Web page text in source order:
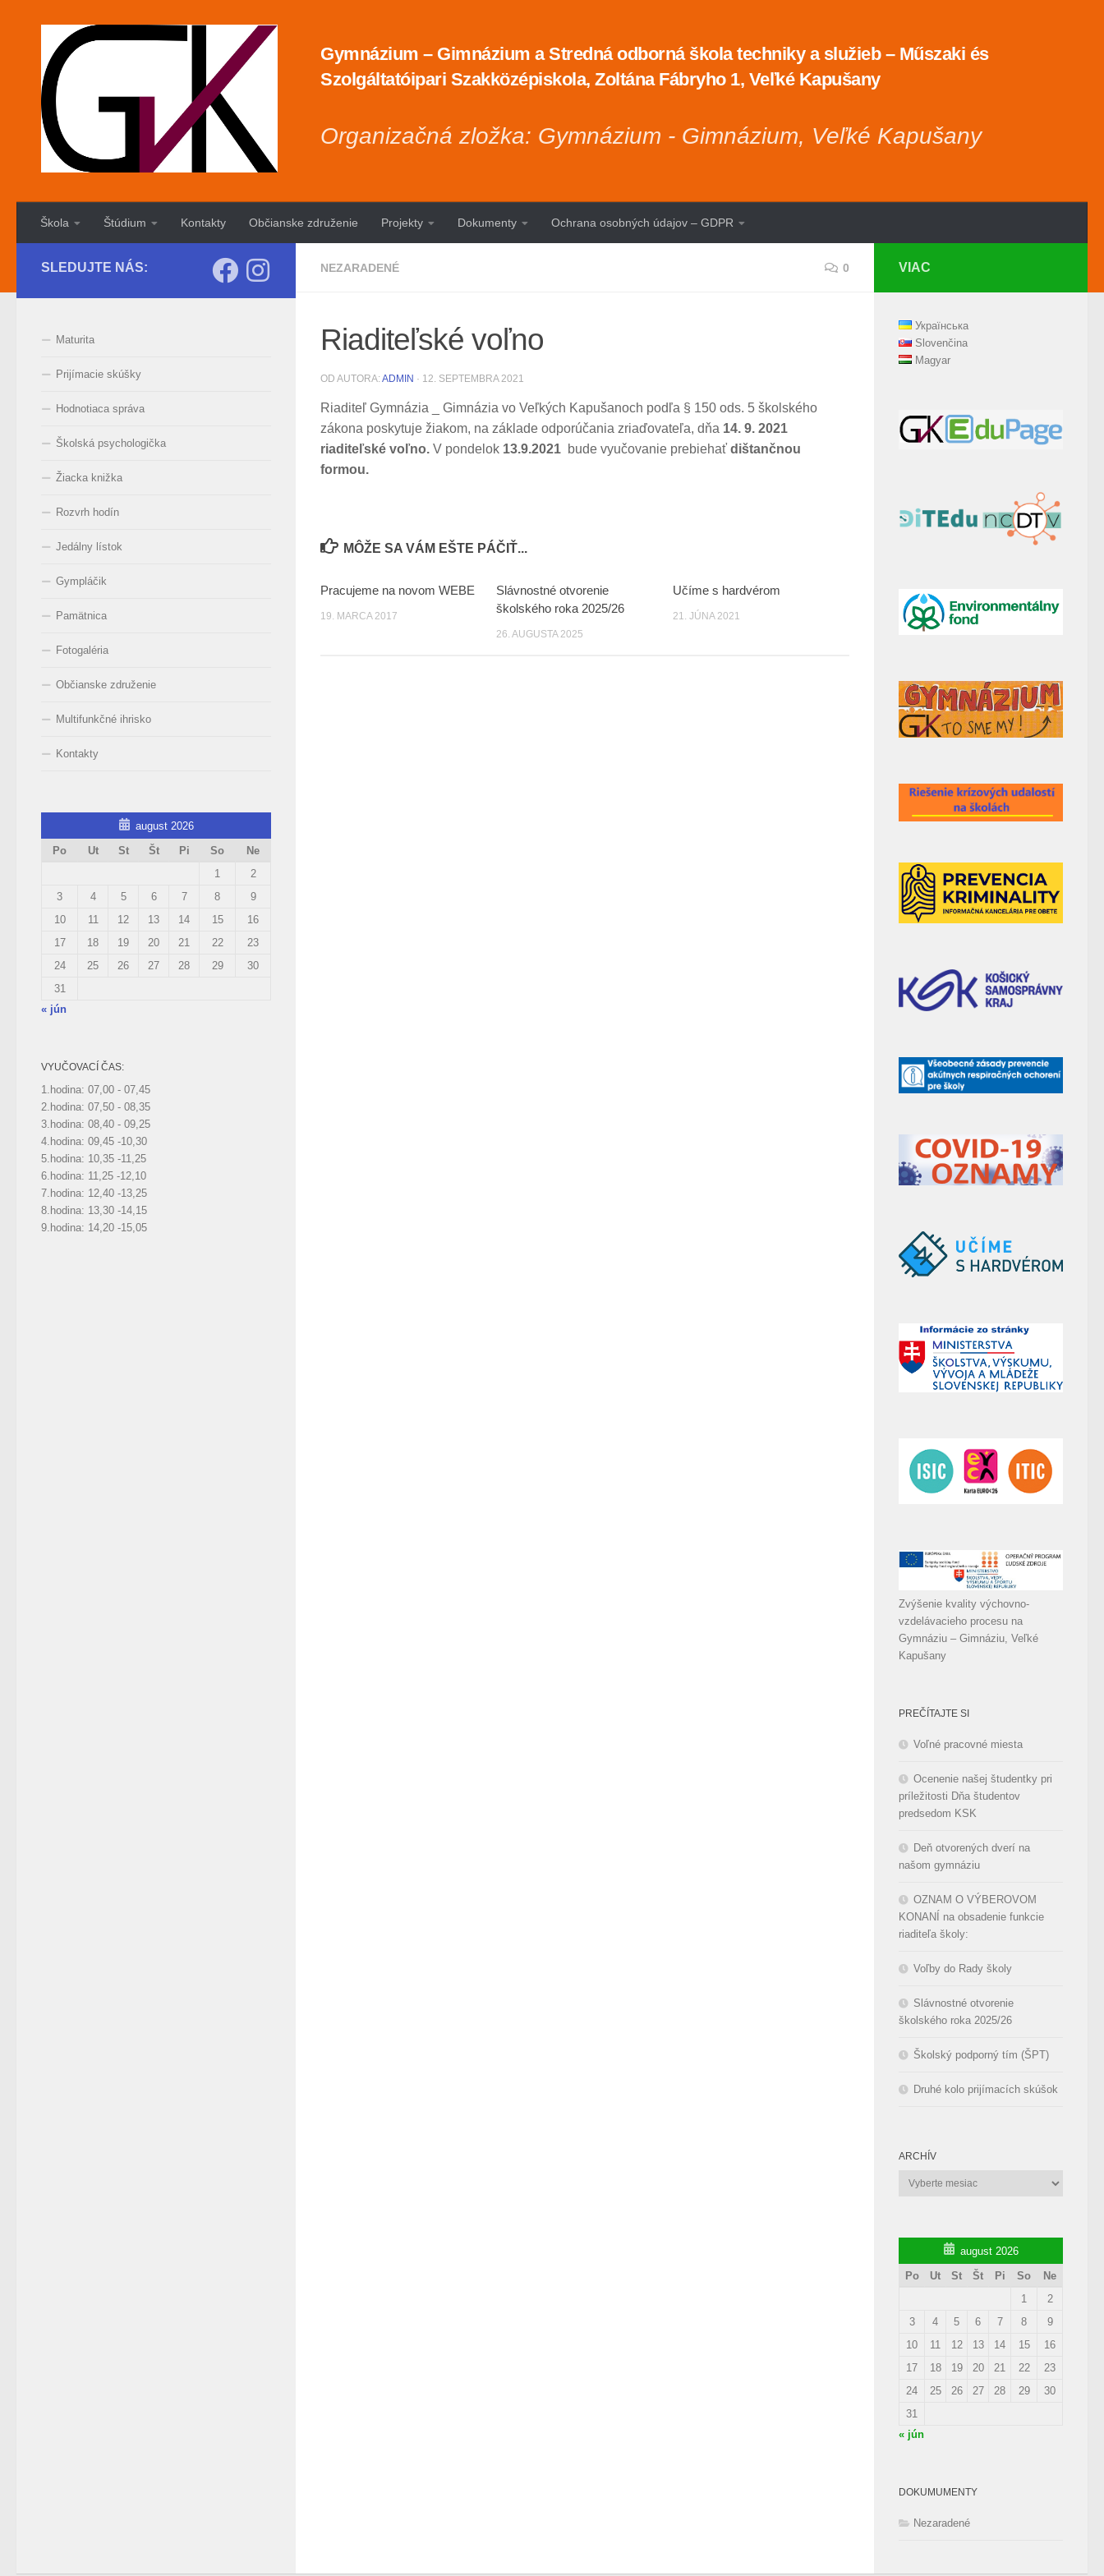
Preskočiť na obsah
Gymnázium – Gimnázium a Stredná odborná škola techniky a služieb – Műszaki és
Szolgáltatóipari Szakközépiskola, Zoltána Fábryho 1, Veľké Kapušany
Organizačná zložka: Gymnázium - Gimnázium, Veľké Kapušany
Škola Štúdium Kontakty Občianske združenie Projekty Dokumenty Ochrana osobných údajov – GDPR
NEZARADENÉ 0
Riaditeľské voľno
OD AUTORA: ADMIN · 12. SEPTEMBRA 2021
Riaditeľ Gymnázia _ Gimnázia vo Veľkých Kapušanoch podľa § 150 ods. 5 školského
zákona poskytuje žiakom, na základe odporúčania zriaďovateľa, dňa 14. 9. 2021
riaditeľské voľno. V pondelok 13.9.2021 bude vyučovanie prebiehať dištančnou
formou.
MÔŽE SA VÁM EŠTE PÁČIŤ...
Pracujeme na novom WEBE
19. MARCA 2017
Slávnostné otvorenie
školského roka 2025/26
26. AUGUSTA 2025
Učíme s hardvérom
21. JÚNA 2021
SLEDUJTE NÁS:
Maturita
Prijímacie skúšky
Hodnotiaca správa
Školská psychologička
Žiacka knižka
Rozvrh hodín
Jedálny lístok
Gympláčik
Pamätnica
Fotogaléria
Občianske združenie
Multifunkčné ihrisko
Kontakty
august 2026
Po
Ut St Št Pi So
Ne
1
2
3
4 5 6 7 8
9
10
11 12 13 14 15
16
17
18 19 20 21 22
23
24
25 26 27 28 29
30
31
« jún
VYUČOVACÍ ČAS:
1.hodina: 07,00 - 07,45
2.hodina: 07,50 - 08,35
3.hodina: 08,40 - 09,25
4.hodina: 09,45 -10,30
5.hodina: 10,35 -11,25
6.hodina: 11,25 -12,10
7.hodina: 12,40 -13,25
8.hodina: 13,30 -14,15
9.hodina: 14,20 -15,05
VIAC
Українська
Slovenčina
Magyar
Zvýšenie kvality výchovno-
vzdelávacieho procesu na
Gymnáziu – Gimnáziu, Veľké
Kapušany
PREČÍTAJTE SI
Voľné pracovné miesta
Ocenenie našej študentky pri
príležitosti Dňa študentov
predsedom KSK
Deň otvorených dverí na
našom gymnáziu
OZNAM O VÝBEROVOM
KONANÍ na obsadenie funkcie
riaditeľa školy:
Voľby do Rady školy
Slávnostné otvorenie
školského roka 2025/26
Školský podporný tím (ŠPT)
Druhé kolo prijímacích skúšok
ARCHÍV
Archív
august 2026
Po
Ut St Št Pi So
Ne
1
2
3
4 5 6 7 8
9
10
11 12 13 14 15
16
17
18 19 20 21 22
23
24
25 26 27 28 29
30
31
« jún
DOKUMUMENTY
Nezaradené